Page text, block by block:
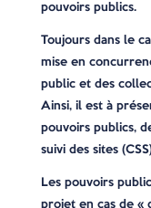
pouvoirs publics.
Toujours dans le
mise en
public et des
Ainsi, il est à
pouvoirs publics,
suivi des sites
Les pouvoirs
projet en cas de «